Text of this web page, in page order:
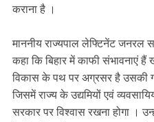
कराना है ।
माननीय राज्यपाल लेफ्टिनेंट
कहा कि बिहार में काफी संभावनाएं हैं
विकास के पथ पर अग्रसर है उसकी
जिसमें राज्य के उद्यमियों एवं
सरकार पर विश्वास रखना होगा ।